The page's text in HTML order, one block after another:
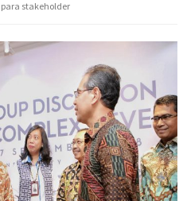
stakeholder